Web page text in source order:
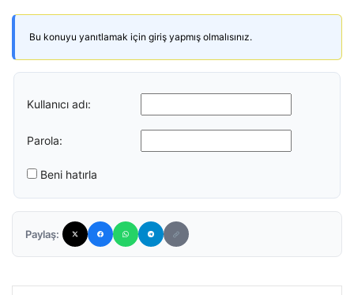
Bu konuyu yanıtlamak için giriş yapmış olmalısınız.
Kullanıcı adı:
Parola:
Beni hatırla
Paylaş: